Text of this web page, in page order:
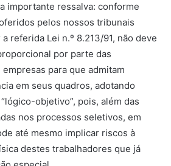
importante ressalva: conforme
pelos nossos tribunais
referida Lei n.º 8.213/91, não deve
por parte das
para que admitam
em seus quadros, adotando
objetivo”, pois, além das
nos processos seletivos, em
até mesmo implicar riscos à
destes trabalhadores que já